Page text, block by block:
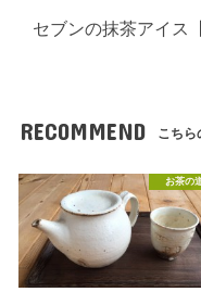
セブンの抹茶アイス
RECOMMEND こちら
お茶の